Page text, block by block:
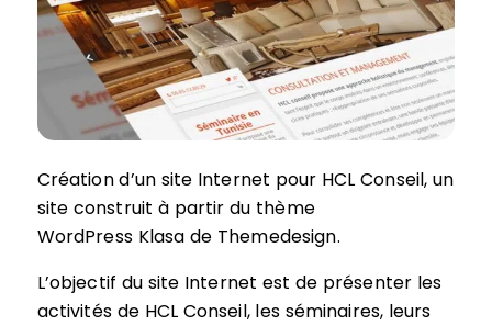
Création d’un site Internet pour HCL Conseil, un
site construit à partir du thème
WordPress Klasa de Themedesign.
L’objectif du site Internet est de présenter les
activités de HCL Conseil, les séminaires, leurs